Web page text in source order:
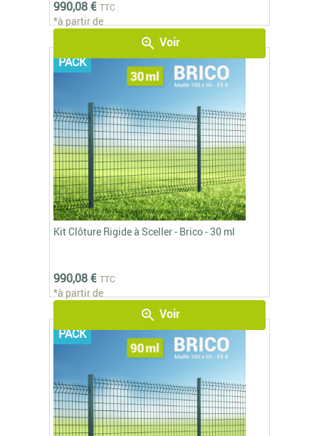
990,08 € TTC
*à partir de
zoom_in Voir
Kit Clôture Rigide à Sceller - Brico - 30 ml
990,08 € TTC
*à partir de
zoom_in Voir
PACK
PACK